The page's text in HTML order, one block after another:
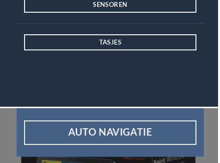
SENSOREN
TASJES
AUTO NAVIGATIE